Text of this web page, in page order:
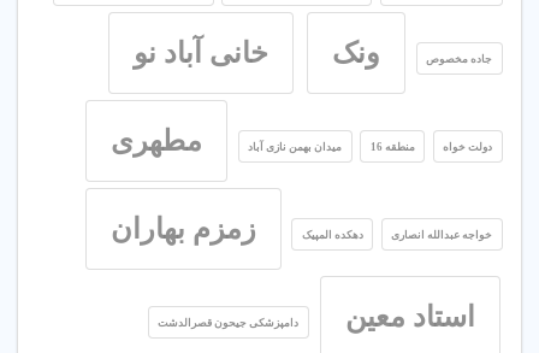
جاده مخصوص ونک خانی آباد نو
دولت خواه منطقه 16 میدان بهمن نازی آباد مطهری
خواجه عبدالله انصاری دهکده المپیک زمزم بهاران
استاد معین دامپزشکی جیحون قصرالدشت